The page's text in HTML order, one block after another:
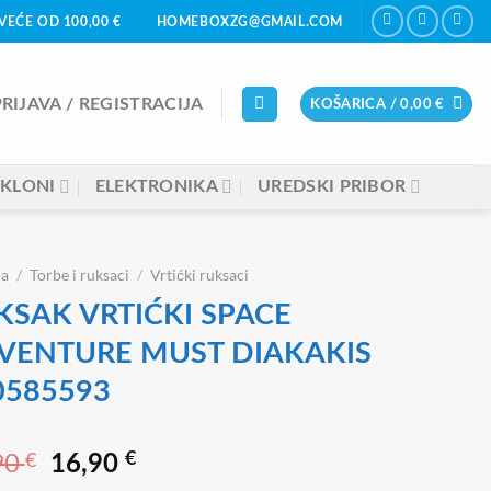
OD 100,00 € HOMEBOXZG@GMAIL.COM
/ REGISTRACIJA KOŠARICA /0,00€
ELEKTRONIKA UREDSKI PRIBOR
/ Torbe i ruksaci / Vrtićki ruksaci
VRTIĆKI SPACE
MUST DIAKAKIS
€
Izvorna
16,90 €Trenutna